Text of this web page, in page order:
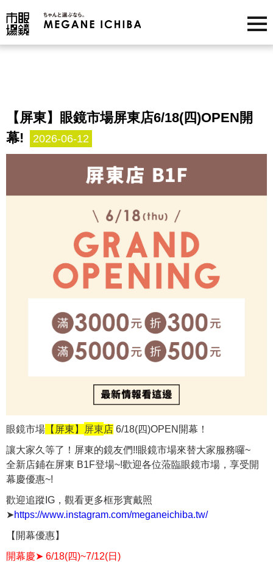
【屏東】眼鏡市場屏東店6/18(四)OPEN開
幕!
2026-06-12
眼鏡市場 【屏東】 屏東店 6/18(四)OPEN開幕！
讓大家久等了！屏東的鏡友們!!眼鏡市場來替大家服務囉~
全新店鋪在屏東 B1F登場~!歡迎各位蒞臨眼鏡市場，享受開
幕慶優惠~!
歡迎追蹤IG，觀看更多框形實戴照
➤https://www.instagram.com/meganeichiba.tw/
【開幕優惠】
開幕慶➤ 6/18(四)~7/12(日)